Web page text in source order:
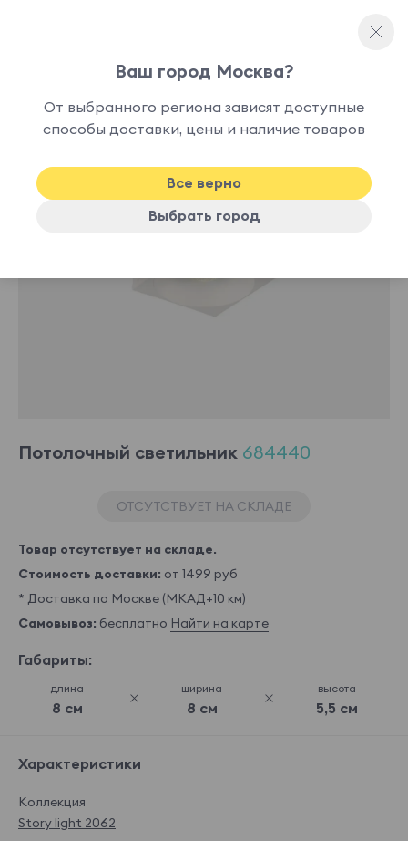
наличии
Потолочный светильник 684440
ОТСУТСТВУЕТ НА СКЛАДЕ
Товар отсутствует на складе.
Стоимость доставки: от 1499 руб
* Доставка по Москве (МКАД+10 км)
Самовывоз: бесплатно Найти на карте
Габариты:
длина
8 см
ширина
8 см
высота
5,5 см
Характеристики
Коллекция
Story light 2062
Ваш город Москва?
От выбранного региона зависят доступные
способы доставки, цены и наличие товаров
Все верно
Выбрать город